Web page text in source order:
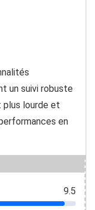
un suivi robuste
plus lourde et
en
9.5